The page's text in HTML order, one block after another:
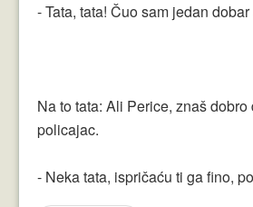
Vicevi Razni
Najbolji Vicevi
- Tata, tata! Čuo sam jedan
Na to tata: Ali Perice, znaš dobro
policajac.
- Neka tata, ispričaću ti ga fino,